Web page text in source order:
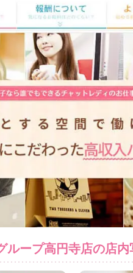
ループ高円寺店の店内